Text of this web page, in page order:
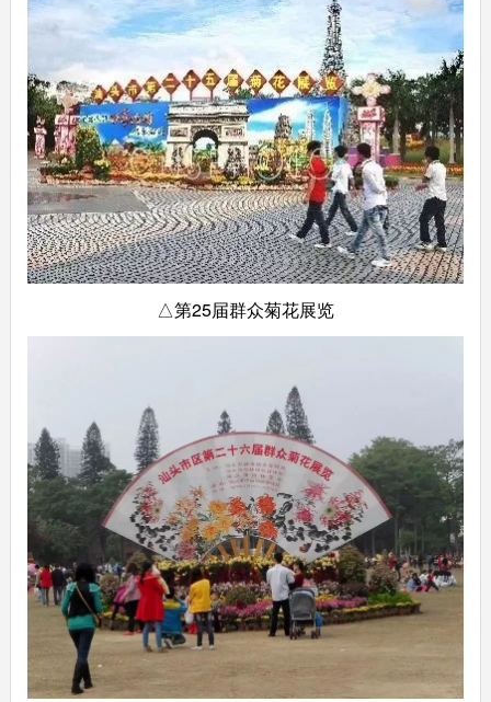
△第25届群众菊花展览